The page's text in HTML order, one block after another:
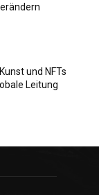
und NFTs
Leitung